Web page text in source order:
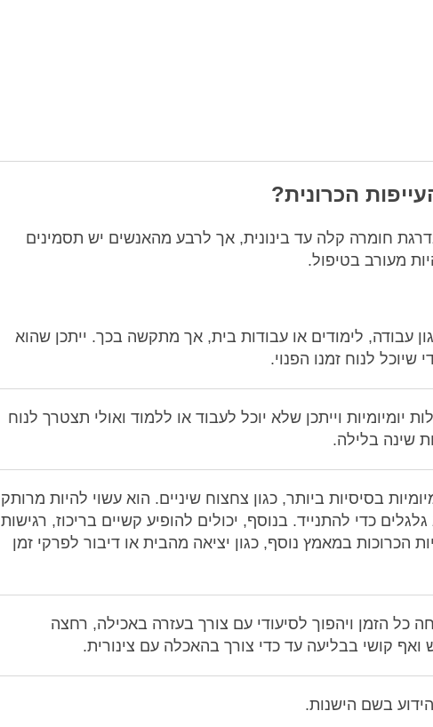
הכרונית?
חומרה קלה עד בינונית, אך לרבע מהאנשים יש תסמינים
מעורב בטיפול.
עבודה, לימודים או עבודות בית, אך מתקשה בכך. ייתכן שהוא
שיוכל לנוח זמנו הפנוי.
יומיומיות וייתכן שלא יוכל לעבוד או ללמוד ואולי תצטרך לנוח
שינה בלילה.
בסיסיות ביותר, כגון צחצוח שיניים. הוא עשוי להיות מרותק
כדי להתנייד. בנוסף, יכולים להופיע קשיים בריכוז, רגישות
הכרוכות במאמץ נוסף, כגון יציאה מהבית או דיבור לפרקי זמן
כל הזמן ויהפוך לסיעודי עם צורך בעזרה באכילה, רחצה
ואף קושי בבליעה עד כדי צורך בהאכלה עם צינורית.
בשם הישנות.